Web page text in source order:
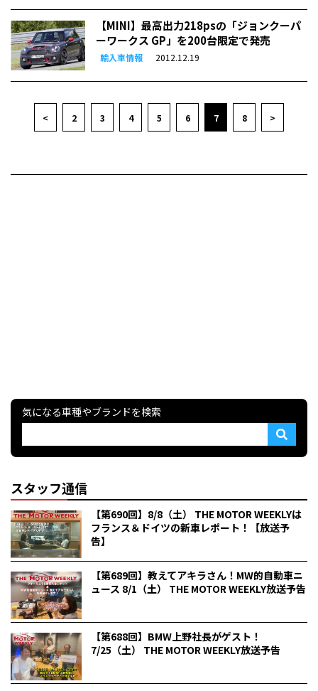
【MINI】最高出力218psの「ジョンクーパ
ーワークス GP」を200台限定で発売
輸入車情報 2012.12.19
< 2 3 4 5 6 7 8 >
気になる車種やブランドを検索
スタッフ通信
【第690回】8/8（土） THE MOTOR WEEKLYは
フランス＆ドイツの新車レポート！【放送予
告】
【第689回】教えてアキラさん！MW的自動車ニ
ュース 8/1（土） THE MOTOR WEEKLY放送予告
【第688回】BMW上野社長がゲスト！
7/25（土） THE MOTOR WEEKLY放送予告